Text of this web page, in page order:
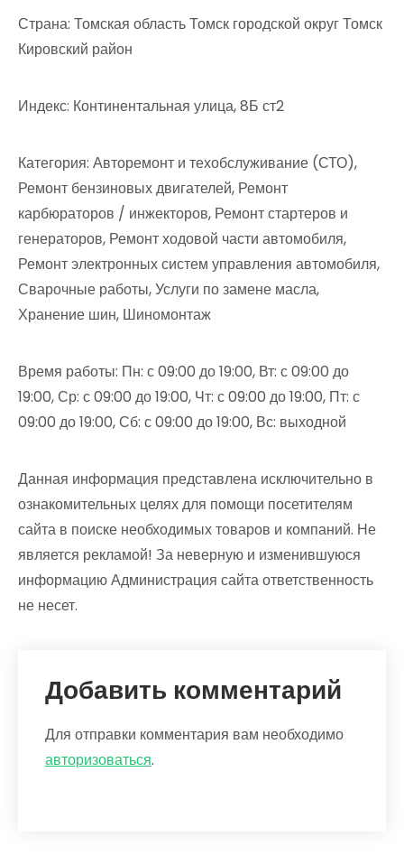
Страна: Томская область Томск городской округ Томск
Кировский район
Индекс: Континентальная улица, 8Б ст2
Категория: Авторемонт и техобслуживание (СТО),
Ремонт бензиновых двигателей, Ремонт
карбюраторов / инжекторов, Ремонт стартеров и
генераторов, Ремонт ходовой части автомобиля,
Ремонт электронных систем управления автомобиля,
Сварочные работы, Услуги по замене масла,
Хранение шин, Шиномонтаж
Время работы: Пн: с 09:00 до 19:00, Вт: с 09:00 до
19:00, Ср: с 09:00 до 19:00, Чт: с 09:00 до 19:00, Пт: с
09:00 до 19:00, Сб: с 09:00 до 19:00, Вс: выходной
Данная информация представлена исключительно в
ознакомительных целях для помощи посетителям
сайта в поиске необходимых товаров и компаний. Не
является рекламой! За неверную и изменившуюся
информацию Администрация сайта ответственность
не несет.
Добавить комментарий
Для отправки комментария вам необходимо
авторизоваться.